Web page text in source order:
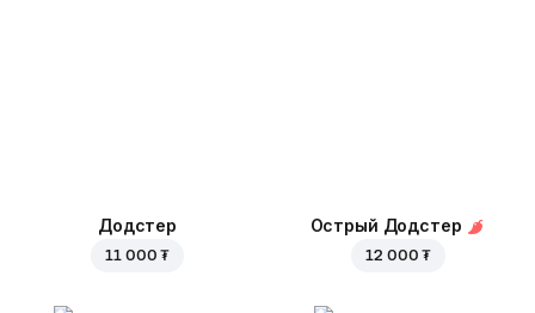
Додстер
11 000 ₮
Острый Додстер
12 000 ₮